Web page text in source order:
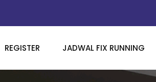
REGISTER JADWAL FIX RUNNING